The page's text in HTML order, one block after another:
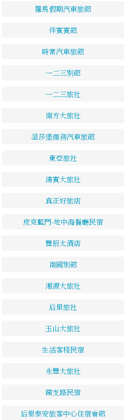
羅馬假期汽車旅館
佳賓賓館
時常汽車旅館
一二三別館
一二三旅社
南方大旅社
溫莎堡商務汽車旅館
東亞旅社
鴻賓大旅社
真正好旅店
皮克藍門-地中海餐廳民宿
豐辰太酒店
南國別館
湘源大旅社
后里旅社
玉山大旅社
生活客棧民宿
永豐大旅社
鐵支路民宿
后里泰安旅客中心住宿會館